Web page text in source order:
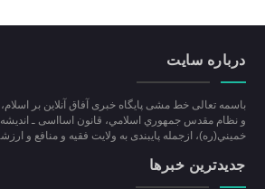
درباره سایت
باسمه تعالی خط مشی پایگاه خبری آفاق آنلاین بر
و نظام مقدس جمهوري اسلامي، قانون اسااسی ـ
خميني(ره)، ازجمله پایبندی به ولايت فقيه و منافع و
جدیدترین خبرها